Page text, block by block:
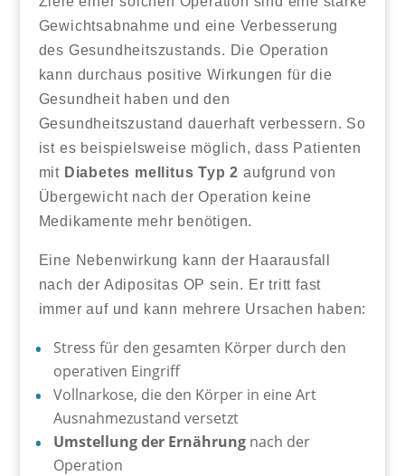
Gewichtsabnahme und eine Verbesserung
des Gesundheitszustands. Die Operation
kann durchaus positive Wirkungen für die
Gesundheit haben und den
Gesundheitszustand dauerhaft verbessern. So
ist es beispielsweise möglich, dass Patienten
mit Diabetes mellitus Typ 2 aufgrund von
Übergewicht nach der Operation keine
Medikamente mehr benötigen.
Eine Nebenwirkung kann der Haarausfall
nach der Adipositas OP sein. Er tritt fast
immer auf und kann mehrere Ursachen haben:
Stress für den gesamten Körper durch den
operativen Eingriff
Vollnarkose, die den Körper in eine Art
Ausnahmezustand versetzt
Umstellung der Ernährungnach der
Operation